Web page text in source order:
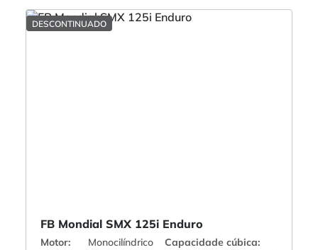
DESCONTINUADO
FB Mondial SMX 125i Enduro
Motor: Monocilíndrico
Capacidade cúbica: